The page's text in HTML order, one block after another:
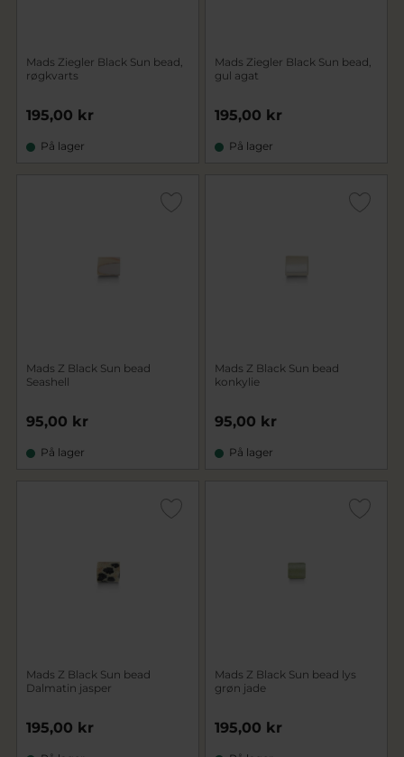
Mads Ziegler Black Sun bead,
røgkvarts
195,00 kr
På lager
Mads Ziegler Black Sun bead,
gul agat
195,00 kr
På lager
Mads Z Black Sun bead
Seashell
95,00 kr
På lager
Mads Z Black Sun bead
konkylie
95,00 kr
På lager
Mads Z Black Sun bead
Dalmatin jasper
195,00 kr
Mads Z Black Sun bead lys
grøn jade
195,00 kr